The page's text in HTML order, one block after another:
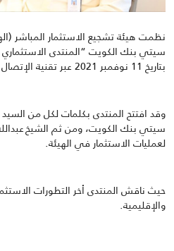
نظمت هيئة تشجيع الاستثمار المباشر
سيتي بنك الكويت “المنتدى الاستثماري
بتاريخ 11 نوفمبر 2021 عبر تقنية
وقد افتتح المنتدى بكلمات لكل من السيد
سيتي بنك الكويت، ومن ثم الشيخ
لعمليات الاستثمار في الهيئة.
حيث ناقش المنتدى أخر التطورات
والإقليمية.